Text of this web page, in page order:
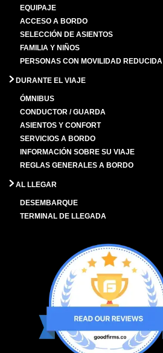
EQUIPAJE
ACCESO A BORDO
SELECCIÓN DE ASIENTOS
FAMILIA Y NIÑOS
PERSONAS CON MOVILIDAD REDUCIDA
DURANTE EL VIAJE
ÓMNIBUS
CONDUCTOR / GUARDA
ASIENTOS Y CONFORT
SERVICIOS A BORDO
INFORMACIÓN SOBRE SU VIAJE
REGLAS GENERALES A BORDO
AL LLEGAR
DESEMBARQUE
TERMINAL DE LLEGADA